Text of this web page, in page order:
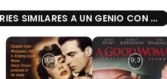
A UN GENIO CON DOS CEREBROS
9,2 9,3